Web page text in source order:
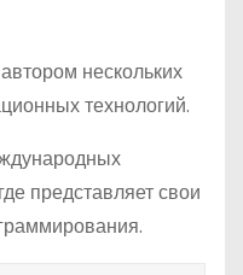
нескольких
технологий.
представляет свои